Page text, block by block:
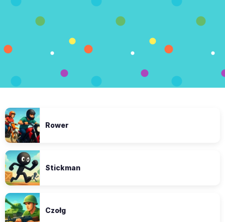
Rower
Stickman
Czołg